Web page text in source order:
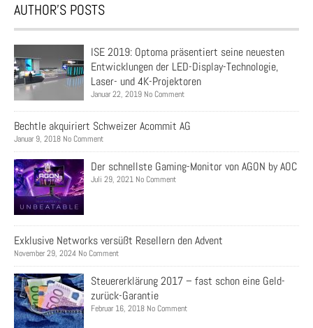
AUTHOR’S POSTS
ISE 2019: Optoma präsentiert seine neuesten
Entwicklungen der LED-Display-Technologie,
Laser- und 4K-Projektoren
Januar 22, 2019 No Comment
Bechtle akquiriert Schweizer Acommit AG
Januar 9, 2018 No Comment
Der schnellste Gaming-Monitor von AGON by AOC
Juli 29, 2021 No Comment
Exklusive Networks versüßt Resellern den Advent
November 29, 2024 No Comment
Steuererklärung 2017 – fast schon eine Geld-
zurück-Garantie
Februar 16, 2018 No Comment